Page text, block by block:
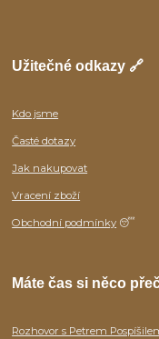
Užitečné odkazy 🔗
Kdo jsme
Časté dotazy
Jak nakupovat
Vracení zboží
Obchodní podmínky 😴
Máte čas si něco
Rozhovor s Petrem